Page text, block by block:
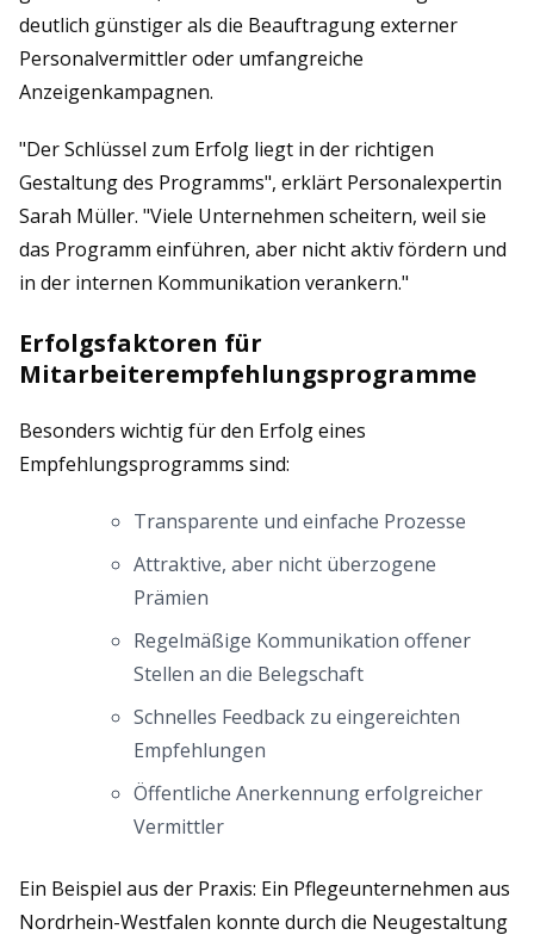
deutlich günstiger als die Beauftragung externer
Personalvermittler oder umfangreiche
Anzeigenkampagnen.
"Der Schlüssel zum Erfolg liegt in der richtigen
Gestaltung des Programms", erklärt Personalexpertin
Sarah Müller. "Viele Unternehmen scheitern, weil sie
das Programm einführen, aber nicht aktiv fördern und
in der internen Kommunikation verankern."
Erfolgsfaktoren für
Mitarbeiterempfehlungsprogramme
Besonders wichtig für den Erfolg eines
Empfehlungsprogramms sind:
Transparente und einfache Prozesse
Attraktive, aber nicht überzogene
Prämien
Regelmäßige Kommunikation offener
Stellen an die Belegschaft
Schnelles Feedback zu eingereichten
Empfehlungen
Öffentliche Anerkennung erfolgreicher
Vermittler
Ein Beispiel aus der Praxis: Ein Pflegeunternehmen aus
Nordrhein-Westfalen konnte durch die Neugestaltung